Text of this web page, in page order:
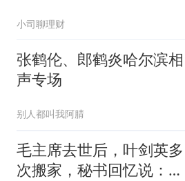
小司聊理财
张鹤伦、郎鹤炎哈尔滨相
声专场
别人都叫我阿腈
毛主席去世后，叶剑英多
次搬家，秘书回忆说：有